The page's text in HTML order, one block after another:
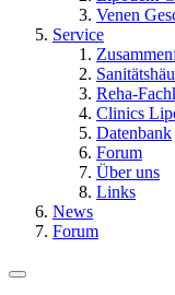
Venen
Service
Reha-
Clinics
Datenbank
Forum
Über uns
Links
News
Forum